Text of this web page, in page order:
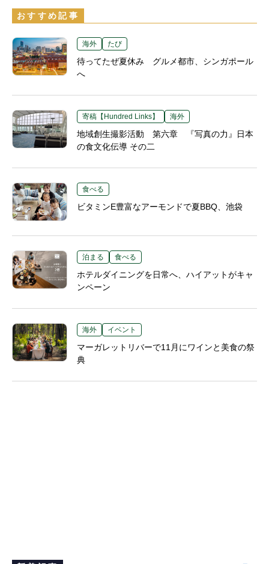
おすすめ記事
海外 たび
待ってたぜ夏休み グルメ都市、シンガポール
へ
寄稿【Hundred Links】 海外
地域創生撮影活動 第六章 『写真の力』日本
の食文化伝導 その二
食べる
ビタミンE豊富なアーモンドで夏BBQ、池袋
泊まる 食べる
ホテルダイニングを日常へ、ハイアットがキャ
ンペーン
海外 イベント
マーガレットリバーで11月にワインと美食の祭
典